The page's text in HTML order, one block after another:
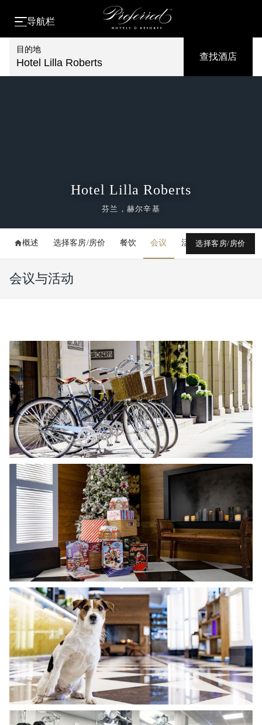
导航栏
目的地
Hotel Lilla Roberts
查找酒店
Hotel Lilla Roberts
芬兰，赫尔辛基
概述 选择客房/房价 餐饮 会议 活动 媒体库
选择客房/房价
会议与活动